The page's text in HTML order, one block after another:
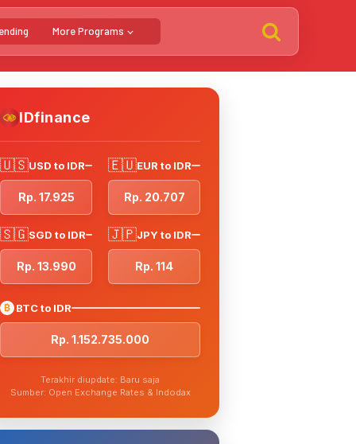
More Programs
IDfinance
🇺🇸USD to IDR
Rp. 17.925
🇪🇺EUR to IDR
Rp. 20.707
🇸🇬SGD to IDR
Rp. 13.990
🇯🇵JPY to IDR
Rp. 114
₿ BTC to IDR
Rp. 1.152.735.000
Terakhir diupdate: Baru saja
Sumber: Open Exchange Rates & Indodax